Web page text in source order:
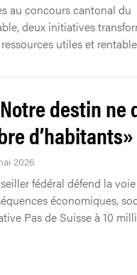
au concours cantonal du
deux initiatives
utiles et
destin ne
d’habitants»
2026
fédéral défend la
économiques,
Pas de Suisse à 10